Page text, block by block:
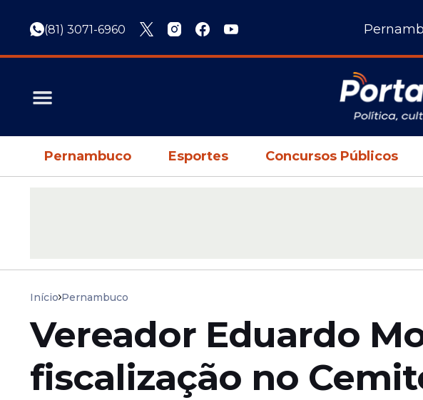
(81) 3071-6960
Pernambuco Esportes Concursos Públicos
Início Pernambuco
Vereador Eduardo
fiscalização no